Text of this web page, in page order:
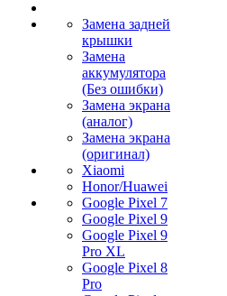
Замена задней
крышки
Замена
аккумулятора
(Без ошибки)
Замена экрана
(аналог)
Замена экрана
(оригинал)
Xiaomi
Honor/Huawei
Google Pixel 7
Google Pixel 9
Google Pixel 9
Pro XL
Google Pixel 8
Pro